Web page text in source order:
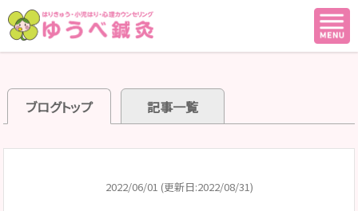
ブログトップ 記事一覧
2022/06/01 (更新日:2022/08/31)